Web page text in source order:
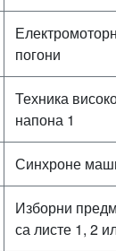
погони
Техника
напона 1
Синхроне
Изборни
са листе 1, 2